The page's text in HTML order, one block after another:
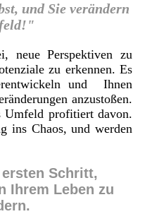
und Sie verändern
neue Perspektiven zu
zu erkennen. Es
und Ihnen
anzustoßen.
Umfeld profitiert davon.
ins Chaos, und werden
ersten Schritt,
Ihrem Leben zu